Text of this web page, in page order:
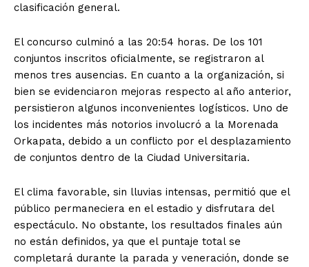
clasificación general.
El concurso culminó a las 20:54 horas. De los 101
conjuntos inscritos oficialmente, se registraron al
menos tres ausencias. En cuanto a la organización, si
bien se evidenciaron mejoras respecto al año anterior,
persistieron algunos inconvenientes logísticos. Uno de
los incidentes más notorios involucró a la Morenada
Orkapata, debido a un conflicto por el desplazamiento
de conjuntos dentro de la Ciudad Universitaria.
El clima favorable, sin lluvias intensas, permitió que el
público permaneciera en el estadio y disfrutara del
espectáculo. No obstante, los resultados finales aún
no están definidos, ya que el puntaje total se
completará durante la parada y veneración, donde se